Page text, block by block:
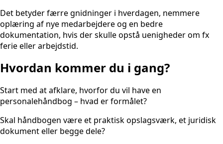
Det betyder færre gnidninger i hverdagen, nemmere
oplæring af nye medarbejdere og en bedre
dokumentation, hvis der skulle opstå uenigheder om fx
ferie eller arbejdstid.
Hvordan kommer du i gang?
Start med at afklare, hvorfor du vil have en
personalehåndbog – hvad er formålet?
Skal håndbogen være et praktisk opslagsværk, et juridisk
dokument eller begge dele?